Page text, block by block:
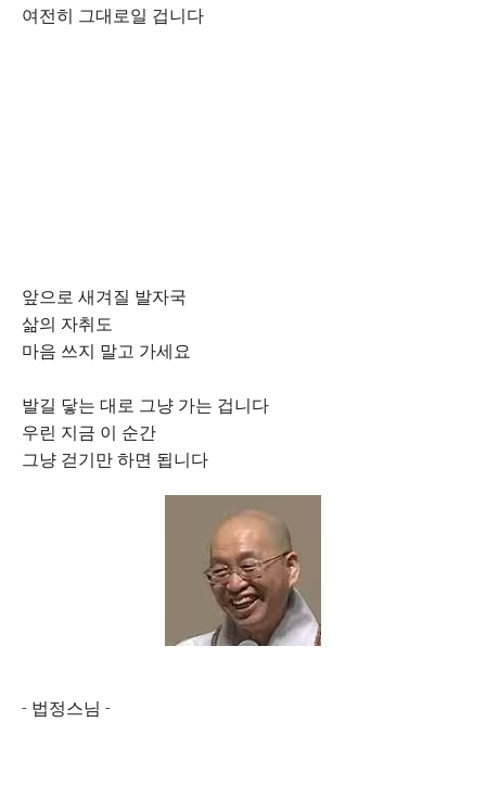
여전히 그대로일 겁니다
앞으로 새겨질 발자국
삶의 자취도
마음 쓰지 말고 가세요
발길 닿는 대로 그냥 가는 겁니다
우린 지금 이 순간
그냥 걷기만 하면 됩니다
- 법정스님 -